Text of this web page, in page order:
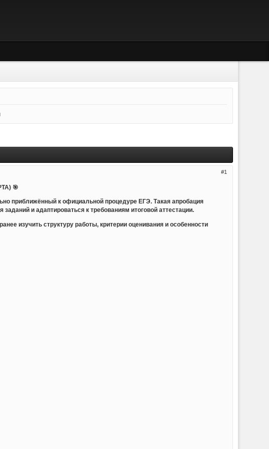
1
🎯
приближённый к официальной процедуре ЕГЭ. Такая апробация
и адаптироваться к требованиям итоговой аттестации.
изучить структуру работы, критерии оценивания и особенности